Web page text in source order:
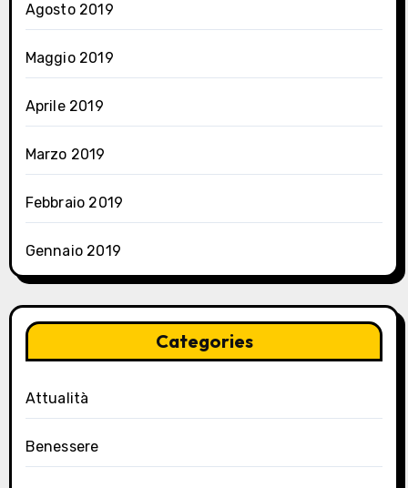
Agosto 2019
Maggio 2019
Aprile 2019
Marzo 2019
Febbraio 2019
Gennaio 2019
Categories
Attualità
Benessere